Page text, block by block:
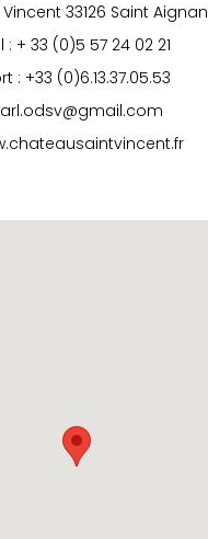
33126 Saint Aignan
: + 33 (0)5 57 24 02 21
: +33 (0)6.13.37.05.53